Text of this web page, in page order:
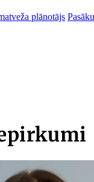
plānotājs